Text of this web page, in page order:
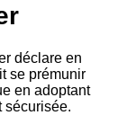
déclare en
se prémunir
en adoptant
sécurisée.